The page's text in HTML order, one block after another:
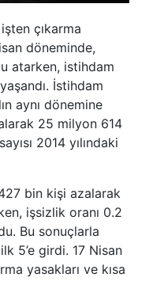
çıkarma
döneminde,
atarken, istihdam
İstihdam
aynı dönemine
25 milyon 614
2014 yılındaki
bin kişi azalarak
işsizlik oranı 0.2
Bu sonuçlarla
5’e girdi. 17 Nisan
yasakları ve kısa